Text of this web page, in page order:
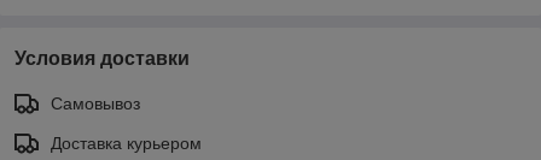
Условия доставки
Самовывоз
Доставка курьером